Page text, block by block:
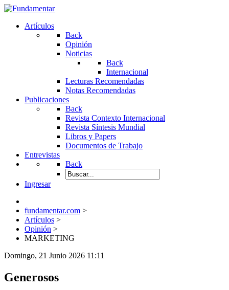
Artículos
Back
Opinión
Noticias
Back
Internacional
Lecturas Recomendadas
Notas Recomendadas
Publicaciones
Back
Revista Contexto Internacional
Revista Síntesis Mundial
Libros y Papers
Documentos de Trabajo
Entrevistas
Back
Ingresar
fundamentar.com >
Artículos >
Opinión >
MARKETING
Domingo, 21 Junio 2026 11:11
Generosos